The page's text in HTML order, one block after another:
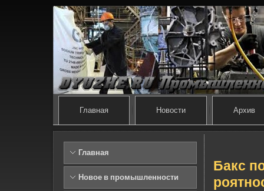
Главная Новости Архив
Главная
Новое в промышленности
Бакс